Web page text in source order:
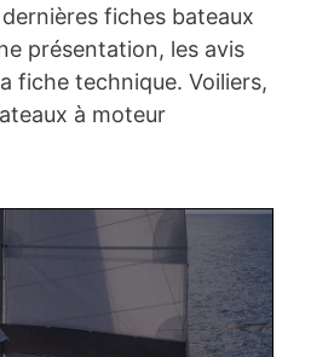
fiches bateaux
présentation, les avis
fiche technique. Voiliers,
à moteur